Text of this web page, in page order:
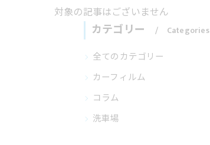
対象の記事はございません
カテゴリー Categories
全てのカテゴリー
カーフィルム
コラム
洗車場